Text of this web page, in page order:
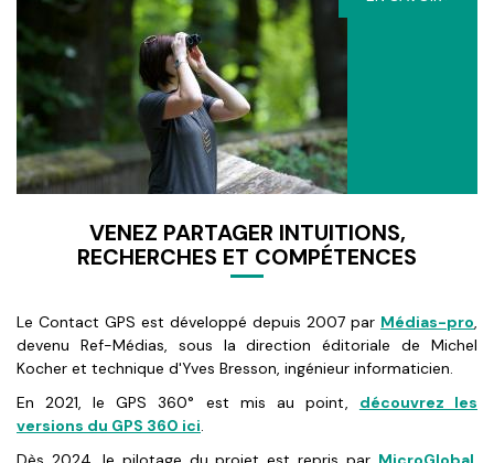
VENEZ PARTAGER INTUITIONS,
RECHERCHES ET COMPÉTENCES
Le Contact GPS est développé depuis 2007 par Médias-pro,
devenu Ref-Médias, sous la direction éditoriale de Michel
Kocher et technique d'Yves Bresson, ingénieur informaticien.
En 2021, le GPS 360° est mis au point, découvrez les
versions du GPS 360 ici.